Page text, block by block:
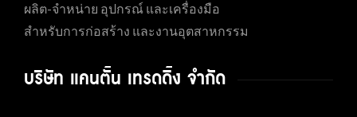
ผลิต-จำหน่าย อุปกรณ์ และเครื่องมือ
สำหรับการก่อสร้าง และงานอุตสาหกรรม
บริษัท แคนตั้น เทรดดิ้ง จำกัด